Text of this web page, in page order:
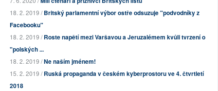
18. 2. 2019 /Britský parlamentní výbor ostře odsuzuje "podvodníky z
Facebooku"
18. 2. 2019 /Roste napětí mezi Varšavou a Jeruzalémem kvůli tvrzení o
"polských ...
18. 2. 2019 /Ne naším jménem!
15. 2. 2019 /Ruská propaganda v českém kyberprostoru ve 4. čtvrtletí
2018